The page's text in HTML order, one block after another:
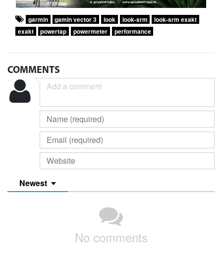
garmin gamin vector 3 look look-srm
look-srm exakt
exakt
powertap powermeter performance
COMMENTS
Newest
No comments